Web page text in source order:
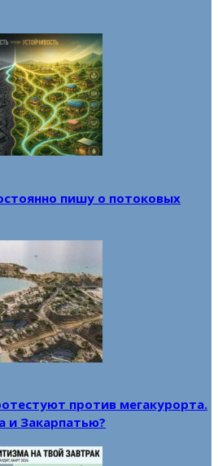
пишу о потоковых
против мегакурорта.
и Закарпатью?